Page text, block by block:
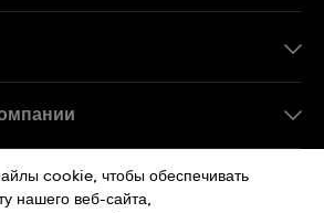
cookie, чтобы обеспечивать
нашего веб-сайта,